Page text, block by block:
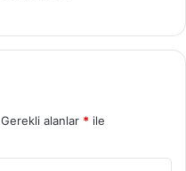
Gerekli alanlar * ile